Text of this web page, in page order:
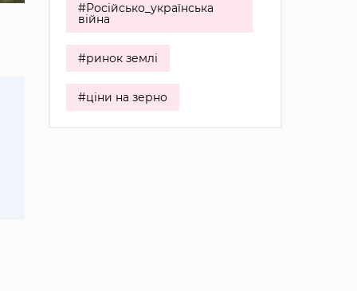
#Російсько_українська
війна
#ринок землі
#ціни на зерно